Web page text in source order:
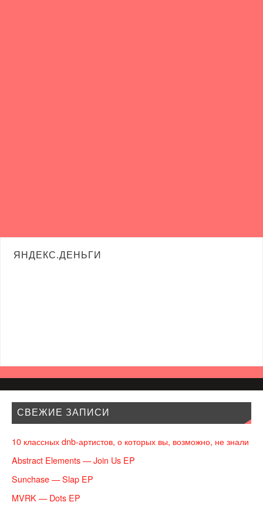
ЯНДЕКС.ДЕНЬГИ
СВЕЖИЕ ЗАПИСИ
10 классных dnb-артистов, о которых вы, возможно, не знали
Abstract Elements — Join Us EP
Sunchase — Slap EP
MVRK — Dots EP